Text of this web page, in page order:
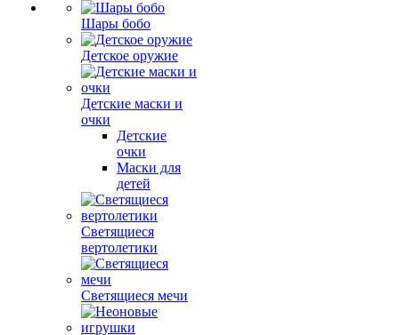
Шары бобо
Детское оружие
Детские маски и
очки
Детские
очки
Маски для
детей
Светящиеся
вертолетики
Светящиеся мечи